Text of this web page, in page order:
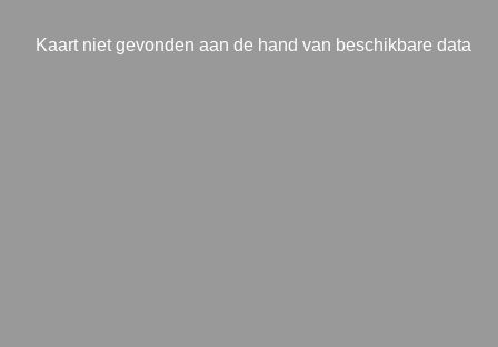
Kaart niet gevonden aan de hand van beschikbare data